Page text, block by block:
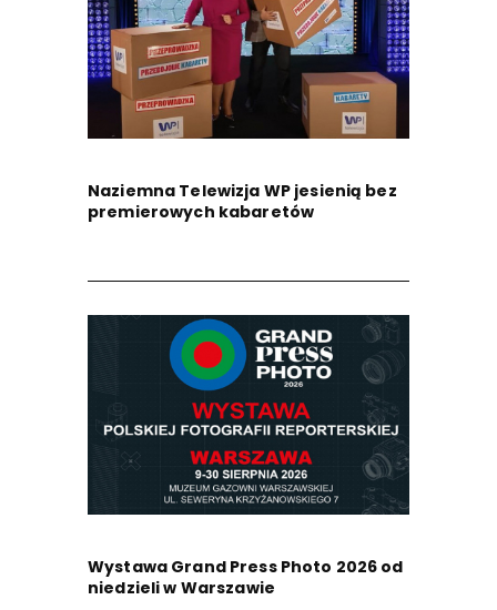
Naziemna Telewizja WP jesienią bez
premierowych kabaretów
Wystawa Grand Press Photo 2026 od
niedzieli w Warszawie